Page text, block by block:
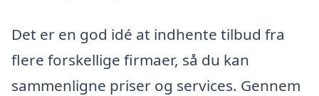
Det er en god idé at indhente tilbud fra
flere forskellige firmaer, så du kan
sammenligne priser og services. Gennem